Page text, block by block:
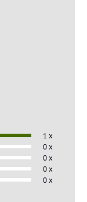
1 x
0 x
0 x
0 x
0 x